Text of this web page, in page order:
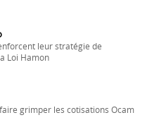
leur stratégie de
Loi Hamon
grimper les cotisations Ocam